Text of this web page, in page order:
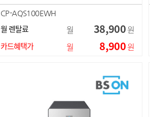
CP-AQS100EWH
월 렌탈료 월 38,900원
카드혜택가 월 8,900원